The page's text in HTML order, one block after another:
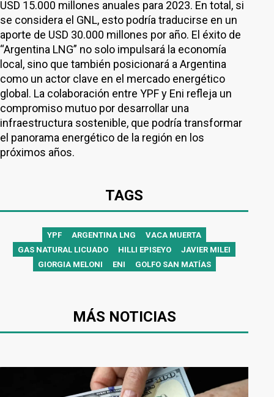
USD 15.000 millones anuales para 2023. En total, si
se considera el GNL, esto podría traducirse en un
aporte de USD 30.000 millones por año. El éxito de
“Argentina LNG” no solo impulsará la economía
local, sino que también posicionará a Argentina
como un actor clave en el mercado energético
global. La colaboración entre YPF y Eni refleja un
compromiso mutuo por desarrollar una
infraestructura sostenible, que podría transformar
el panorama energético de la región en los
próximos años.
TAGS
YPF ARGENTINA LNG
VACA MUERTA
GAS NATURAL LICUADO
HILLI EPISEYO
JAVIER MILEI
GIORGIA MELONI
ENI GOLFO SAN MATÍAS
MÁS NOTICIAS